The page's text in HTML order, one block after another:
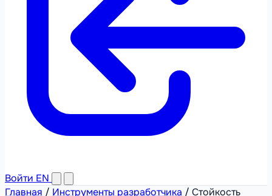
Войти EN
Главная / Инструменты разработчика / Стойкость